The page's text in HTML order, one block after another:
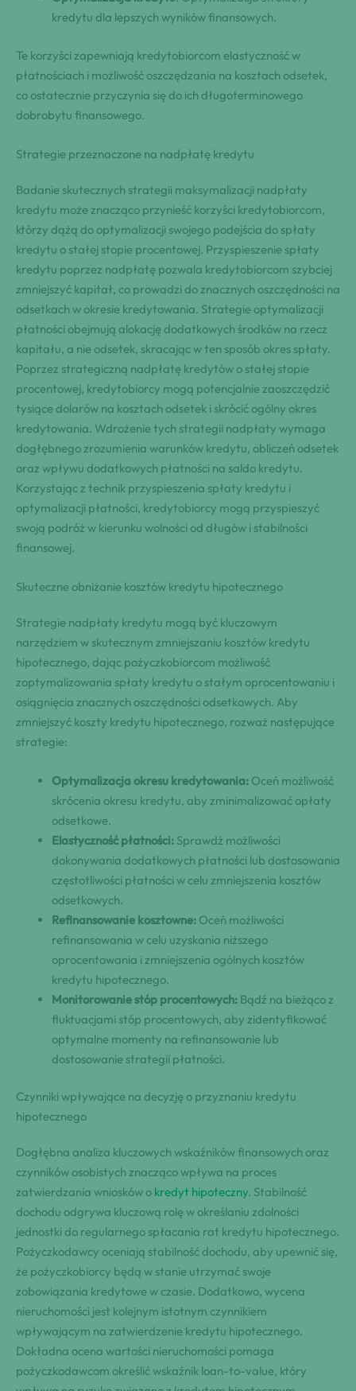
kredytu dla lepszych wyników finansowych.
Te korzyści zapewniają kredytobiorcom elastyczność w
płatnościach i możliwość oszczędzania na kosztach odsetek,
co ostatecznie przyczynia się do ich długoterminowego
dobrobytu finansowego.
Strategie przeznaczone na nadpłatę kredytu
Badanie skutecznych strategii maksymalizacji nadpłaty
kredytu może znacząco przynieść korzyści kredytobiorcom,
którzy dążą do optymalizacji swojego podejścia do spłaty
kredytu o stałej stopie procentowej. Przyspieszenie spłaty
kredytu poprzez nadpłatę pozwala kredytobiorcom szybciej
zmniejszyć kapitał, co prowadzi do znacznych oszczędności na
odsetkach w okresie kredytowania. Strategie optymalizacji
płatności obejmują alokację dodatkowych środków na rzecz
kapitału, a nie odsetek, skracając w ten sposób okres spłaty.
Poprzez strategiczną nadpłatę kredytów o stałej stopie
procentowej, kredytobiorcy mogą potencjalnie zaoszczędzić
tysiące dolarów na kosztach odsetek i skrócić ogólny okres
kredytowania. Wdrożenie tych strategii nadpłaty wymaga
dogłębnego zrozumienia warunków kredytu, obliczeń odsetek
oraz wpływu dodatkowych płatności na saldo kredytu.
Korzystając z technik przyspieszenia spłaty kredytu i
optymalizacji płatności, kredytobiorcy mogą przyspieszyć
swoją podróż w kierunku wolności od długów i stabilności
finansowej.
Skuteczne obniżanie kosztów kredytu hipotecznego
Strategie nadpłaty kredytu mogą być kluczowym
narzędziem w skutecznym zmniejszaniu kosztów kredytu
hipotecznego, dając pożyczkobiorcom możliwość
zoptymalizowania spłaty kredytu o stałym oprocentowaniu i
osiągnięcia znacznych oszczędności odsetkowych. Aby
zmniejszyć koszty kredytu hipotecznego, rozważ następujące
strategie:
Optymalizacja okresu kredytowania: Oceń możliwość
skrócenia okresu kredytu, aby zminimalizować opłaty
odsetkowe.
Elastyczność płatności: Sprawdź możliwości
dokonywania dodatkowych płatności lub dostosowania
częstotliwości płatności w celu zmniejszenia kosztów
odsetkowych.
Refinansowanie kosztowne: Oceń możliwości
refinansowania w celu uzyskania niższego
oprocentowania i zmniejszenia ogólnych kosztów
kredytu hipotecznego.
Monitorowanie stóp procentowych: Bądź na bieżąco z
fluktuacjami stóp procentowych, aby zidentyfikować
optymalne momenty na refinansowanie lub
dostosowanie strategii płatności.
Czynniki wpływające na decyzję o przyznaniu kredytu
hipotecznego
Dogłębna analiza kluczowych wskaźników finansowych oraz
czynników osobistych znacząco wpływa na proces
zatwierdzania wniosków o kredyt hipoteczny. Stabilność
dochodu odgrywa kluczową rolę w określaniu zdolności
jednostki do regularnego spłacania rat kredytu hipotecznego.
Pożyczkodawcy oceniają stabilność dochodu, aby upewnić się,
że pożyczkobiorcy będą w stanie utrzymać swoje
zobowiązania kredytowe w czasie. Dodatkowo, wycena
nieruchomości jest kolejnym istotnym czynnikiem
wpływającym na zatwierdzenie kredytu hipotecznego.
Dokładna ocena wartości nieruchomości pomaga
pożyczkodawcom określić wskaźnik loan-to-value, który